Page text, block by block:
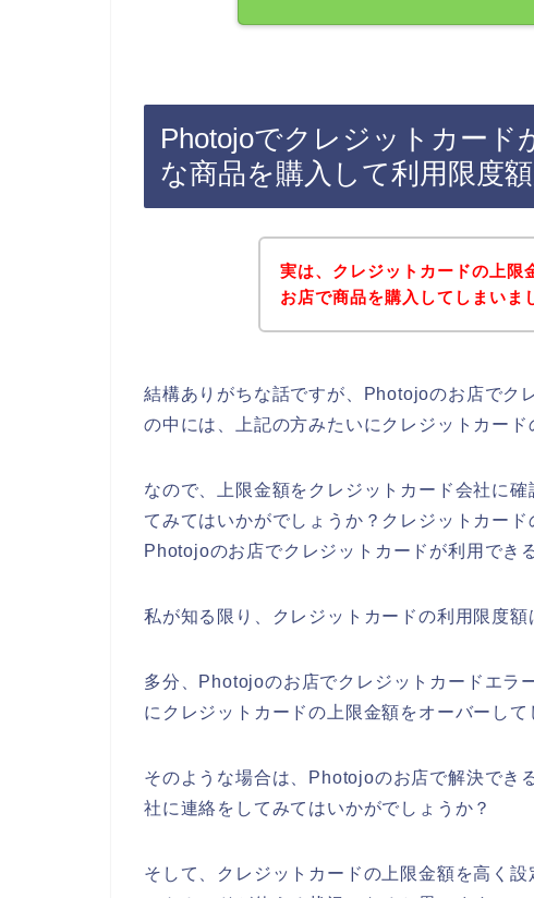
Photojoでクレジットカード
な商品を購入して利用限度
実は、クレジットカードの上
お店で商品を購入してしまいま
結構ありがちな話ですが、Photojoのお店でク
の中には、上記の方みたいにクレジットカー
なので、上限金額をクレジットカード会社に
てみてはいかがでしょうか？クレジットカー
Photojoのお店でクレジットカードが利用でき
私が知る限り、クレジットカードの利用限度
多分、Photojoのお店でクレジットカードエラ
にクレジットカードの上限金額をオーバーして
そのような場合は、Photojoのお店で解決でき
社に連絡をしてみてはいかがでしょうか？
そして、クレジットカードの上限金額を高く